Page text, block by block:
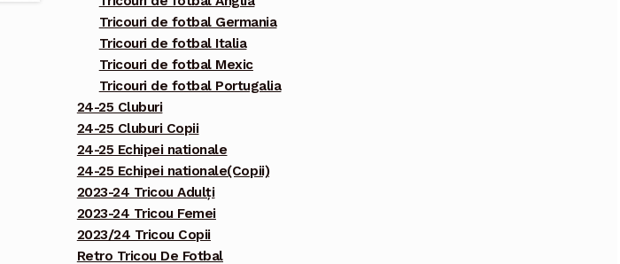
Tricouri de fotbal Germania
Tricouri de fotbal Italia
Tricouri de fotbal Mexic
Tricouri de fotbal Portugalia
24-25 Cluburi
24-25 Cluburi Copii
24-25 Echipei nationale
24-25 Echipei nationale(Copii)
2023-24 Tricou Adulți
2023-24 Tricou Femei
2023/24 Tricou Copii
Retro Tricou De Fotbal